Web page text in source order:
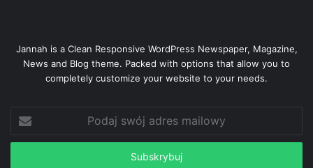
Jannah is a Clean Responsive WordPress Newspaper, Magazine,
News and Blog theme. Packed with options that allow you to
completely customize your website to your needs.
swój
adres